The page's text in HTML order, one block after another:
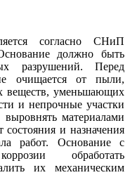
согласно СНиП
должно быть
разрушений. Перед
очищается от пыли,
веществ, уменьшающих
и непрочные участки
выровнять материалами
и назначения
работ. Основание с
обработать
их механическим